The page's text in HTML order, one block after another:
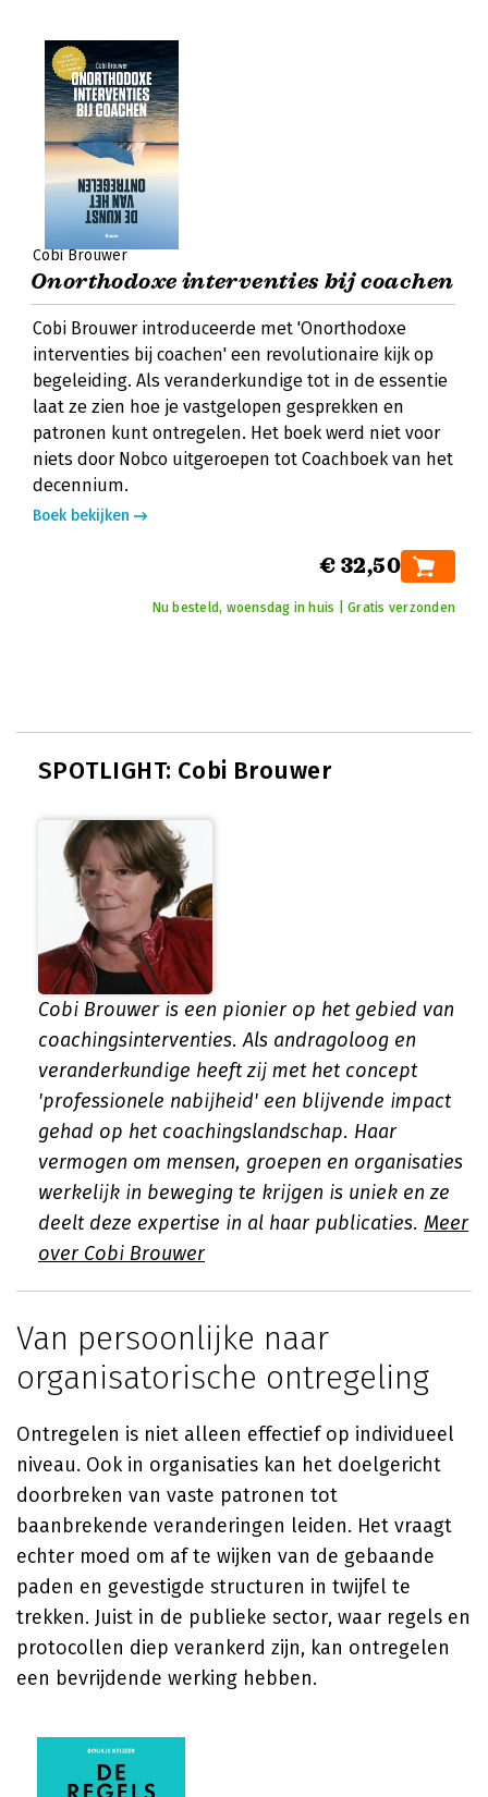
Cobi Brouwer
Onorthodoxe interventies bij coachen
Cobi Brouwer introduceerde met 'Onorthodoxe
interventies bij coachen' een revolutionaire kijk op
begeleiding. Als veranderkundige tot in de essentie
laat ze zien hoe je vastgelopen gesprekken en
patronen kunt ontregelen. Het boek werd niet voor
niets door Nobco uitgeroepen tot Coachboek van het
decennium.
Boek bekijken
€ 32,50
Nu besteld, woensdag in huis | Gratis verzonden
SPOTLIGHT: Cobi Brouwer
Cobi Brouwer is een pionier op het gebied van
coachingsinterventies. Als andragoloog en
veranderkundige heeft zij met het concept
'professionele nabijheid' een blijvende impact
gehad op het coachingslandschap. Haar
vermogen om mensen, groepen en organisaties
werkelijk in beweging te krijgen is uniek en ze
deelt deze expertise in al haar publicaties. Meer
over Cobi Brouwer
Van persoonlijke naar
organisatorische ontregeling
Ontregelen is niet alleen effectief op individueel
niveau. Ook in organisaties kan het doelgericht
doorbreken van vaste patronen tot
baanbrekende veranderingen leiden. Het vraagt
echter moed om af te wijken van de gebaande
paden en gevestigde structuren in twijfel te
trekken. Juist in de publieke sector, waar regels en
protocollen diep verankerd zijn, kan ontregelen
een bevrijdende werking hebben.